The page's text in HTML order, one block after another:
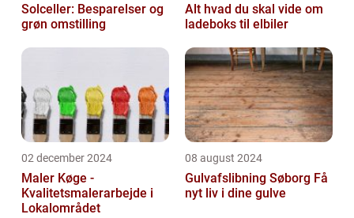
Solceller: Besparelser og
grøn omstilling
Alt hvad du skal vide om
ladeboks til elbiler
02 december 2024
Maler Køge -
Kvalitetsmalerarbejde i
Lokalområdet
08 august 2024
Gulvafslibning Søborg Få
nyt liv i dine gulve